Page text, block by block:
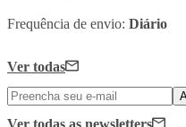
Frequência de envio: Diário
Ver todas
Ver todas as newsletters